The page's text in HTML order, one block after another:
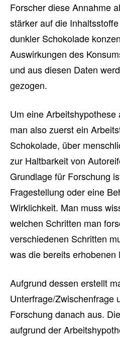
Forscher diese Annahme
stärker auf die
dunkler Schokolade
Auswirkungen des
und aus diesen Daten
gezogen.
Um eine
man also zuerst ein
Schokolade, über
zur Haltbarkeit von
Grundlage für Forschung
Fragestellung oder eine
Wirklichkeit. Man muss
welchen Schritten man
verschiedenen Schritten
was die bereits erhobenen
Aufgrund dessen erstellt
Unterfrage/Zwischenfrage
Forschung danach aus.
aufgrund der